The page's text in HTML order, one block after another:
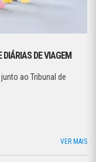
DE VIAGEM
ao Tribunal de
VER MAIS